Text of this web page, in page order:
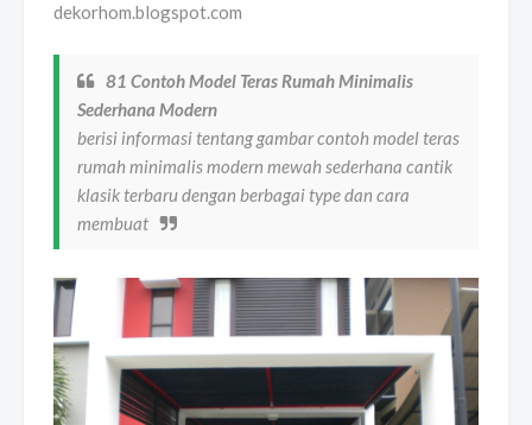
dekorhom.blogspot.com
81 Contoh Model Teras Rumah Minimalis
Sederhana Modern
berisi informasi tentang gambar contoh model teras
rumah minimalis modern mewah sederhana cantik
klasik terbaru dengan berbagai type dan cara
membuat